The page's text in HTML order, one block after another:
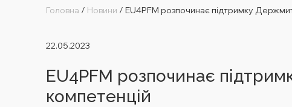
Головна / Новини / EU4PFM розпочинає підтримку
22.05.2023
EU4PFM розпочинає
компетенцій